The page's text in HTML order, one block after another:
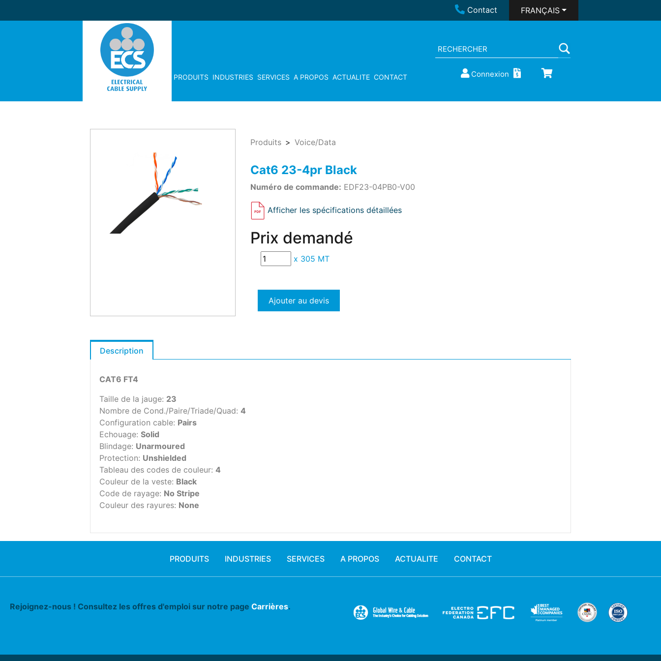
Contact FRANÇAIS
PRODUITS INDUSTRIES SERVICES A PROPOS ACTUALITE CONTACT Connexion
Produits Voice/Data
Cat6 23-4pr Black
Numéro de commande: EDF23-04PB0-V00
Afficher les spécifications détaillées
Prix demandé
x 305 MT
Ajouter au devis
Description
CAT6 FT4
Taille de la jauge: 23
Nombre de Cond./Paire/Triade/Quad: 4
Configuration cable: Pairs
Echouage: Solid
Blindage: Unarmoured
Protection: Unshielded
Tableau des codes de couleur: 4
Couleur de la veste: Black
Code de rayage: No Stripe
Couleur des rayures: None
PRODUITS INDUSTRIES SERVICES A PROPOS ACTUALITE CONTACT
Rejoignez-nous ! Consultez les offres d'emploi sur notre page Carrières.